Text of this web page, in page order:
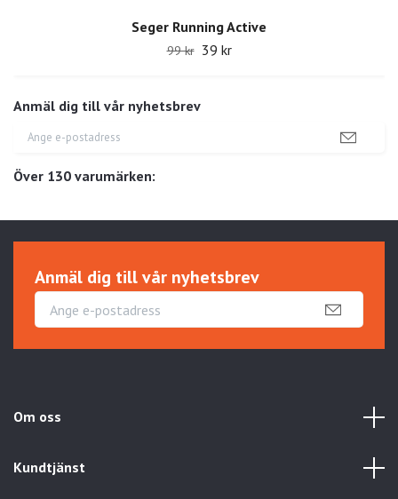
Anmäl dig till vår nyhetsbrev
Över 130 varumärken:
Seger Running Active
99 kr 39 kr
Anmäl dig till vår nyhetsbrev
Om oss
Kundtjänst